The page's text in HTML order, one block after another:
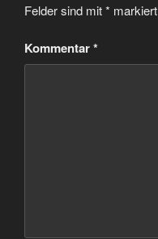
Felder sind mit* markiert
Kommentar*